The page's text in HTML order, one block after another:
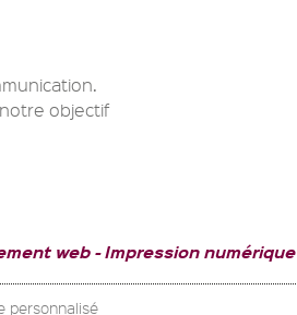
objectif
web Impression numérique
personnalisé